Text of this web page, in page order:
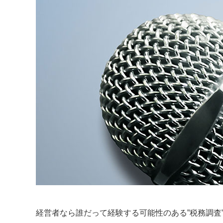
経営者なら誰だって経験する可能性のある”税務調査